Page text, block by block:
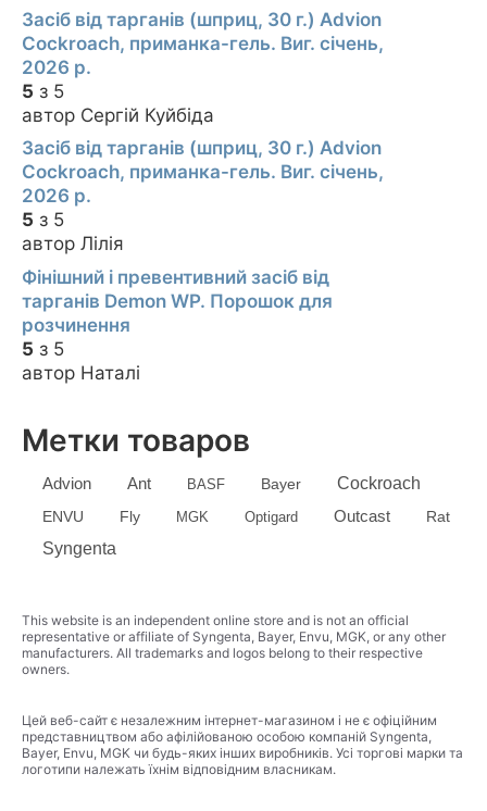
Засіб від тарганів (шприц, 30 г.) Advion
Cockroach, приманка-гель. Виг. січень,
2026 р.
5 з 5
автор Сергій Куйбіда
Засіб від тарганів (шприц, 30 г.) Advion
Cockroach, приманка-гель. Виг. січень,
2026 р.
5 з 5
автор Лілія
Фінішний і превентивний засіб від
тарганів Demon WP. Порошок для
розчинення
5 з 5
автор Наталі
Метки товаров
Advion Ant BASF Bayer Cockroach
ENVU Fly MGK Optigard Outcast Rat
Syngenta
This website is an independent online store and is not an official
representative or affiliate of Syngenta, Bayer, Envu, MGK, or any other
manufacturers. All trademarks and logos belong to their respective
owners.
Цей веб-сайт є незалежним інтернет-магазином і не є офіційним
представництвом або афілійованою особою компаній Syngenta,
Bayer, Envu, MGK чи будь-яких інших виробників. Усі торгові марки та
логотипи належать їхнім відповідним власникам.